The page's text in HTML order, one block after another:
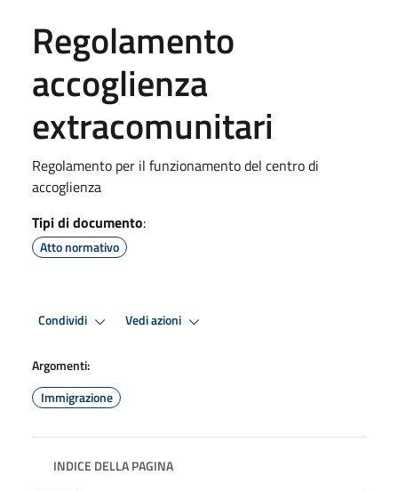
Regolamento
accoglienza
extracomunitari
Regolamento per il funzionamento del centro di
accoglienza
Tipi di documento:
Atto normativo
Condividi Vedi azioni
Argomenti:
Immigrazione
INDICE DELLA PAGINA